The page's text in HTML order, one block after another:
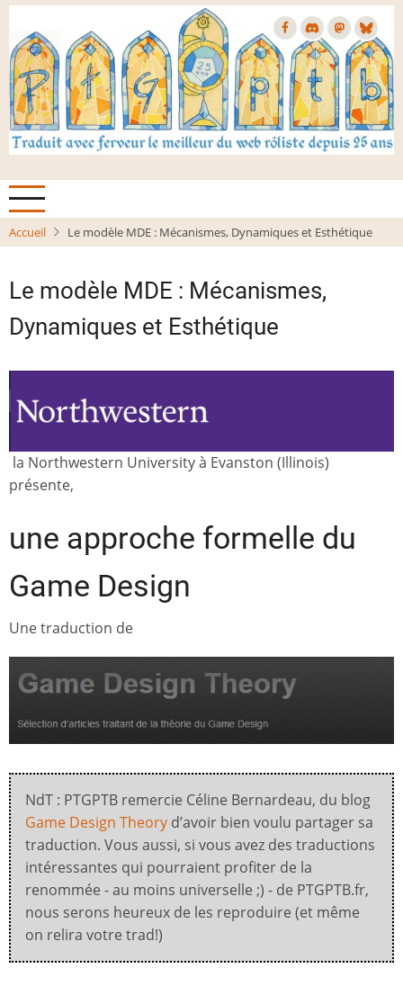
Aller
contenu
principal
Accueil Le modèle MDE : Mécanismes, Dynamiques et Esthétique
Le modèle MDE : Mécanismes,
Dynamiques et Esthétique
la Northwestern University à Evanston (Illinois)
présente,
une approche formelle du
Game Design
Une traduction de
NdT : PTGPTB remercie Céline Bernardeau, du blog
Game Design Theory d’avoir bien voulu partager sa
traduction. Vous aussi, si vous avez des traductions
intéressantes qui pourraient profiter de la
renommée - au moins universelle ;) - de PTGPTB.fr,
nous serons heureux de les reproduire (et même
on relira votre trad!)